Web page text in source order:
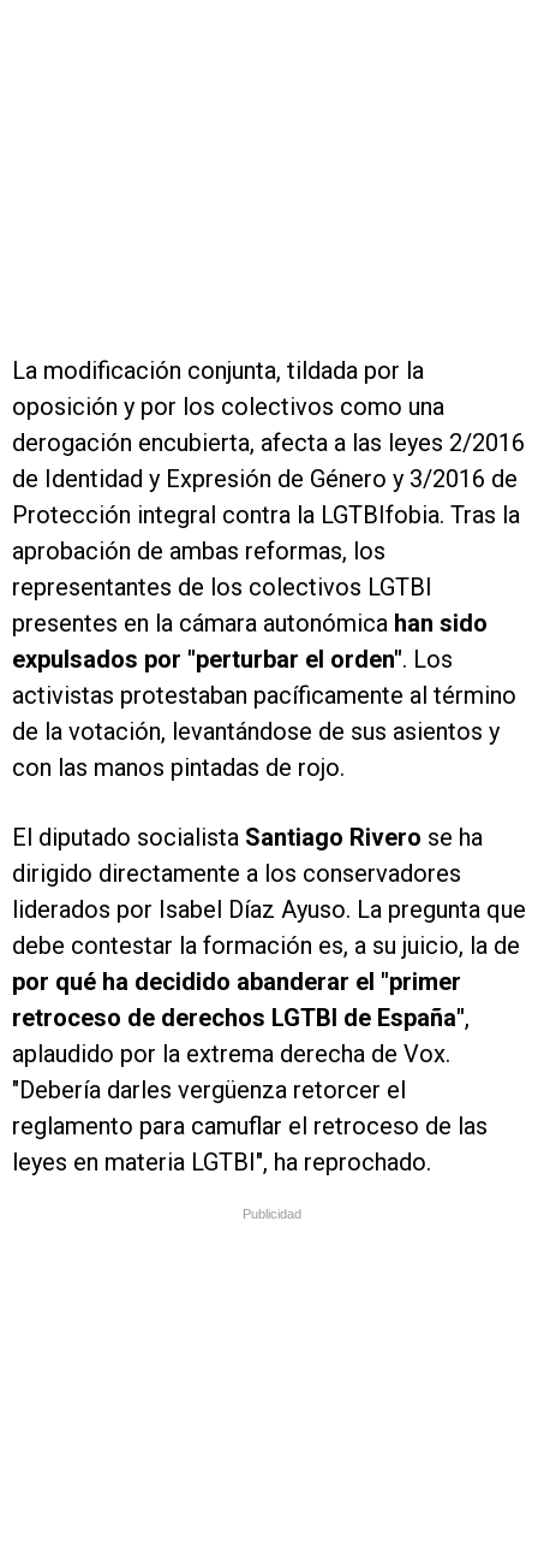
La modificación conjunta, tildada por la
oposición y por los colectivos como una
derogación encubierta, afecta a las leyes 2/2016
de Identidad y Expresión de Género y 3/2016 de
Protección integral contra la LGTBIfobia. Tras la
aprobación de ambas reformas, los
representantes de los colectivos LGTBI
presentes en la cámara autonómica han sido
expulsados por "perturbar el orden". Los
activistas protestaban pacíficamente al término
de la votación, levantándose de sus asientos y
con las manos pintadas de rojo.
El diputado socialista Santiago Rivero se ha
dirigido directamente a los conservadores
liderados por Isabel Díaz Ayuso. La pregunta que
debe contestar la formación es, a su juicio, la de
por qué ha decidido abanderar el "primer
retroceso de derechos LGTBI de España",
aplaudido por la extrema derecha de Vox.
"Debería darles vergüenza retorcer el
reglamento para camuflar el retroceso de las
leyes en materia LGTBI", ha reprochado.
Publicidad